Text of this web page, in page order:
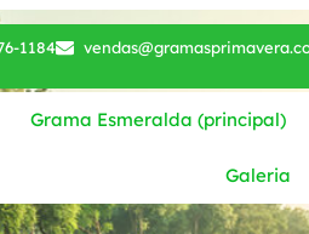
1184
Grama Esmeralda (principal)
Galeria